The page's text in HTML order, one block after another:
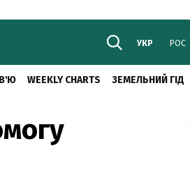
УКР РОС
WEEKLY CHARTS ЗЕМЕЛЬНИЙ ГІД